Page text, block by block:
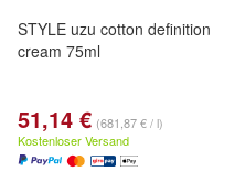
STYLE uzu cotton definition
cream 75ml
51,14 € (681,87 € / l)
Kostenloser Versand